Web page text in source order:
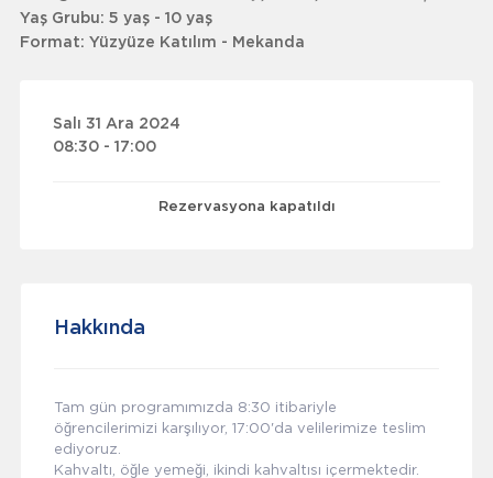
Yaş Grubu: 5 yaş - 10 yaş
Format: Yüzyüze Katılım - Mekanda
Salı 31 Ara 2024
08:30 - 17:00
Rezervasyona kapatıldı
Hakkında
Tam gün programımızda 8:30 itibariyle
öğrencilerimizi karşılıyor, 17:00'da velilerimize teslim
ediyoruz.
Kahvaltı, öğle yemeği, ikindi kahvaltısı içermektedir.